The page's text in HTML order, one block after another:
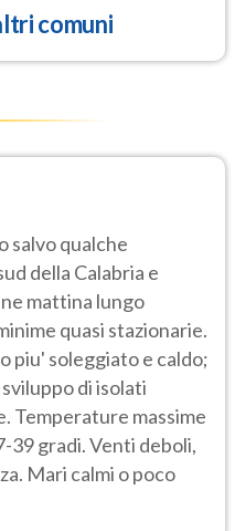
comuni
salvo qualche
della Calabria e
mattina lungo
quasi stazionarie.
piu' soleggiato e caldo;
di isolati
Temperature massime
39 gradi. Venti deboli,
Mari calmi o poco